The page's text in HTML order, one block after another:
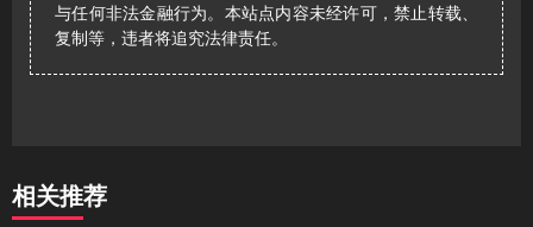
与任何非法金融行为。本站点内容未经许可，禁止转载、
复制等，违者将追究法律责任。
相关推荐